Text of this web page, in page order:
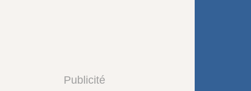
Publicité